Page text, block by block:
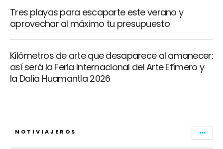
Tres playas para escaparte este verano y
aprovechar al máximo tu presupuesto
Kilómetros de arte que desaparece al amanecer:
así será la Feria Internacional del Arte Efímero y
la Dalia Huamantla 2026
NOTIVIAJEROS